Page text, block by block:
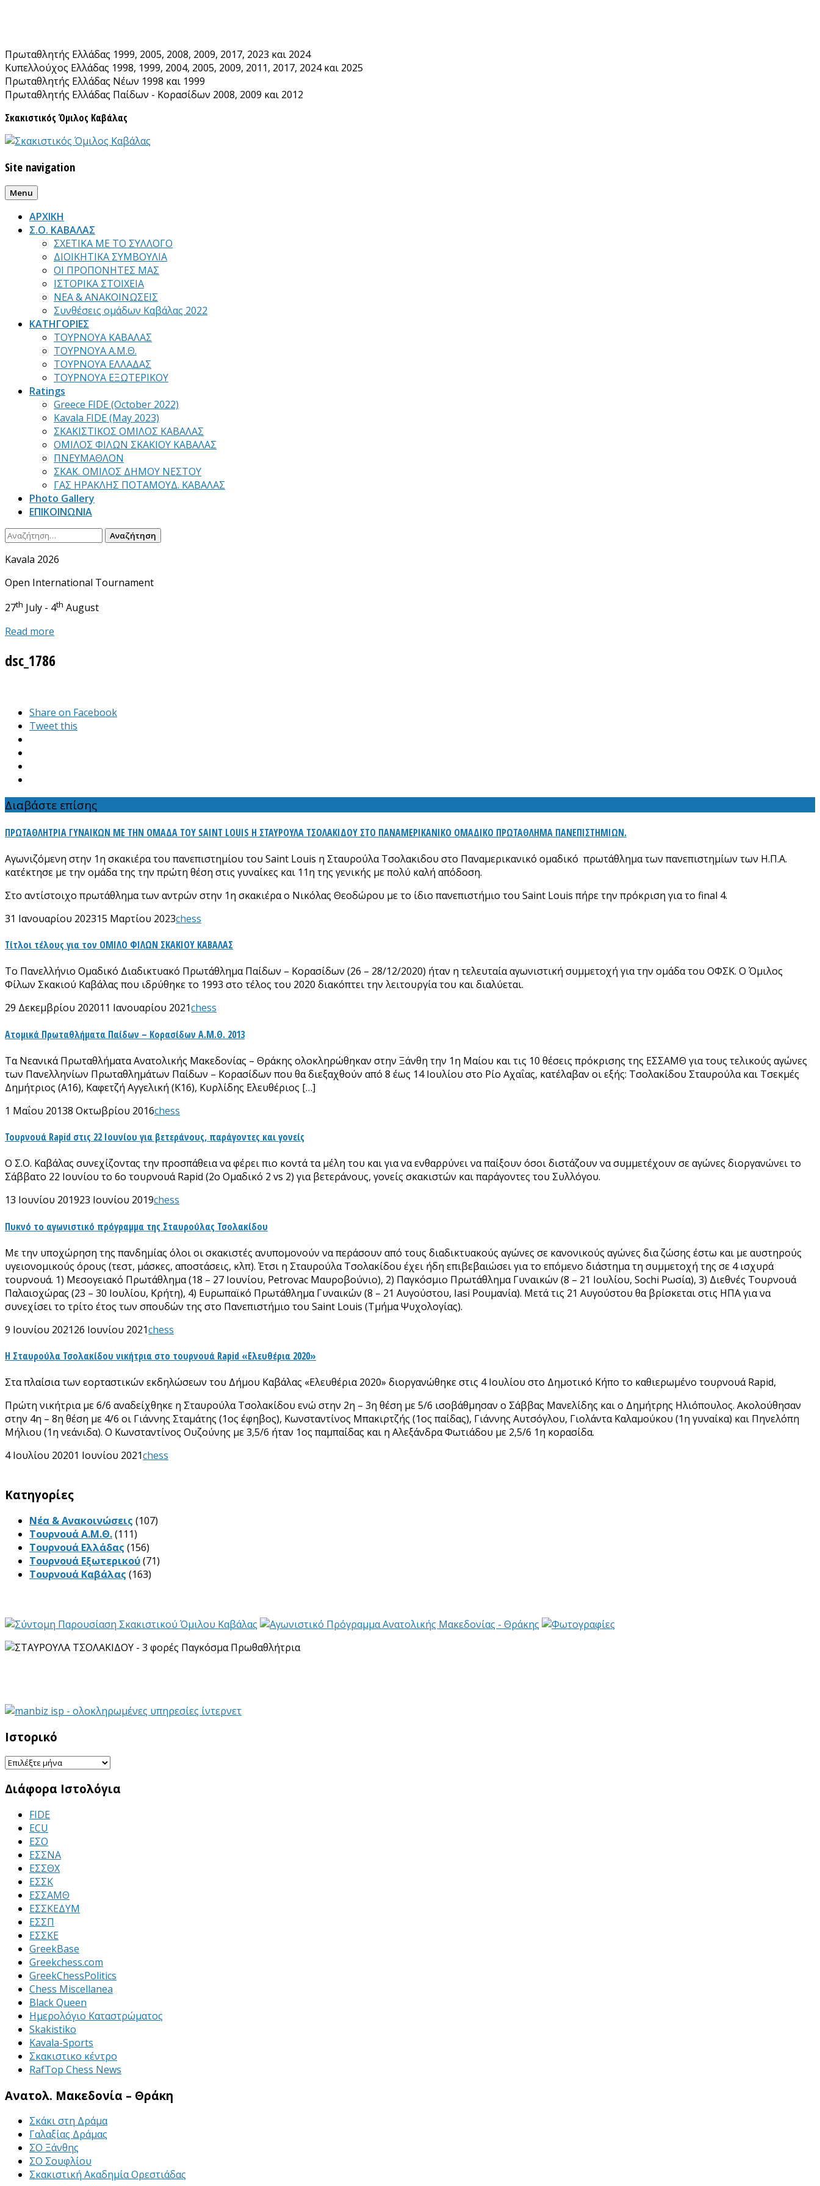
Πρωταθλητής Ελλάδας 1999, 2005, 2008, 2009, 2017, 2023 και 2024
Κυπελλούχος Ελλάδας 1998, 1999, 2004, 2005, 2009, 2011, 2017, 2024 και 2025
Πρωταθλητής Ελλάδας Νέων 1998 και 1999
Πρωταθλητής Ελλάδας Παίδων - Κορασίδων 2008, 2009 και 2012
Σκακιστικός Όμιλος Καβάλας
Site navigation
Menu
ΑΡΧΙΚΗ
Σ.Ο. ΚΑΒΑΛΑΣ
ΣΧΕΤΙΚΑ ΜΕ ΤΟ ΣΥΛΛΟΓΟ
ΔΙΟΙΚΗΤΙΚΑ ΣΥΜΒΟΥΛΙΑ
ΟΙ ΠΡΟΠΟΝΗΤΕΣ ΜΑΣ
ΙΣΤΟΡΙΚΑ ΣΤΟΙΧΕΙΑ
ΝΕΑ & ΑΝΑΚΟΙΝΩΣΕΙΣ
Συνθέσεις ομάδων Καβάλας 2022
ΚΑΤΗΓΟΡΙΕΣ
ΤΟΥΡΝΟΥΑ ΚΑΒΑΛΑΣ
ΤΟΥΡΝΟΥΑ Α.Μ.Θ.
ΤΟΥΡΝΟΥΑ ΕΛΛΑΔΑΣ
ΤΟΥΡΝΟΥΑ ΕΞΩΤΕΡΙΚΟΥ
Ratings
Greece FIDE (October 2022)
Kavala FIDE (May 2023)
ΣΚΑΚΙΣΤΙΚΟΣ ΟΜΙΛΟΣ ΚΑΒΑΛΑΣ
ΟΜΙΛΟΣ ΦΙΛΩΝ ΣΚΑΚΙΟΥ ΚΑΒΑΛΑΣ
ΠΝΕΥΜΑΘΛΟΝ
ΣΚΑΚ. ΟΜΙΛΟΣ ΔΗΜΟΥ ΝΕΣΤΟΥ
ΓΑΣ ΗΡΑΚΛΗΣ ΠΟΤΑΜΟΥΔ. ΚΑΒΑΛΑΣ
Photo Gallery
ΕΠΙΚΟΙΝΩΝΙΑ
Αναζήτηση
Kavala 2026
Open International Tournament
27th July - 4th August
Read more
dsc_1786
Share on Facebook
Tweet this
Διαβάστε επίσης
ΠΡΩΤΑΘΛΗΤΡΙΑ ΓΥΝΑΙΚΩΝ ΜΕ ΤΗΝ ΟΜΑΔΑ ΤΟΥ SAINT LOUIS Η ΣΤΑΥΡΟΥΛΑ ΤΣΟΛΑΚΙΔΟΥ ΣΤΟ ΠΑΝΑΜΕΡΙΚΑΝΙΚΟ ΟΜΑΔΙΚΟ ΠΡΩΤΑΘΛΗΜΑ ΠΑΝΕΠΙΣΤΗΜΙΩΝ.
Αγωνιζόμενη στην 1η σκακιέρα του πανεπιστημίου του Saint Louis η Σταυρούλα Τσολακιδου στο Παναμερικανικό ομαδικό πρωτάθλημα των πανεπιστημίων των Η.Π.Α.
κατέκτησε με την ομάδα της την πρώτη θέση στις γυναίκες και 11η της γενικής με πολύ καλή απόδοση.
Στο αντίστοιχο πρωτάθλημα των αντρών στην 1η σκακιέρα ο Νικόλας Θεοδώρου με το ίδιο πανεπιστήμιο του Saint Louis πήρε την πρόκριση για το final 4.
31 Ιανουαρίου 202315 Μαρτίου 2023chess
Τίτλοι τέλους για τον ΟΜΙΛΟ ΦΙΛΩΝ ΣΚΑΚΙΟΥ ΚΑΒΑΛΑΣ
Το Πανελλήνιο Ομαδικό Διαδικτυακό Πρωτάθλημα Παίδων – Κορασίδων (26 – 28/12/2020) ήταν η τελευταία αγωνιστική συμμετοχή για την ομάδα του ΟΦΣΚ. Ο Όμιλος
Φίλων Σκακιού Καβάλας που ιδρύθηκε το 1993 στο τέλος του 2020 διακόπτει την λειτουργία του και διαλύεται.
29 Δεκεμβρίου 202011 Ιανουαρίου 2021chess
Ατομικά Πρωταθλήματα Παίδων – Κορασίδων Α.Μ.Θ. 2013
Τα Νεανικά Πρωταθλήματα Ανατολικής Μακεδονίας – Θράκης ολοκληρώθηκαν στην Ξάνθη την 1η Μαίου και τις 10 θέσεις πρόκρισης της ΕΣΣΑΜΘ για τους τελικούς αγώνες
των Πανελληνίων Πρωταθλημάτων Παίδων – Κορασίδων που θα διεξαχθούν από 8 έως 14 Ιουλίου στο Ρίο Αχαΐας, κατέλαβαν οι εξής: Τσολακίδου Σταυρούλα και Τσεκμές
Δημήτριος (Α16), Καφετζή Αγγελική (Κ16), Κυρλίδης Ελευθέριος […]
1 Μαΐου 20138 Οκτωβρίου 2016chess
Τουρνουά Rapid στις 22 Ιουνίου για βετεράνους, παράγοντες και γονείς
Ο Σ.Ο. Καβάλας συνεχίζοντας την προσπάθεια να φέρει πιο κοντά τα μέλη του και για να ενθαρρύνει να παίξουν όσοι διστάζουν να συμμετέχουν σε αγώνες διοργανώνει το
Σάββατο 22 Ιουνίου το 6ο τουρνουά Rapid (2ο Ομαδικό 2 vs 2) για βετεράνους, γονείς σκακιστών και παράγοντες του Συλλόγου.
13 Ιουνίου 201923 Ιουνίου 2019chess
Πυκνό το αγωνιστικό πρόγραμμα της Σταυρούλας Τσολακίδου
Με την υποχώρηση της πανδημίας όλοι οι σκακιστές ανυπομονούν να περάσουν από τους διαδικτυακούς αγώνες σε κανονικούς αγώνες δια ζώσης έστω και με αυστηρούς
υγειονομικούς όρους (τεστ, μάσκες, αποστάσεις, κλπ). Έτσι η Σταυρούλα Τσολακίδου έχει ήδη επιβεβαιώσει για το επόμενο διάστημα τη συμμετοχή της σε 4 ισχυρά
τουρνουά. 1) Μεσογειακό Πρωτάθλημα (18 – 27 Ιουνίου, Petrovac Μαυροβούνιο), 2) Παγκόσμιο Πρωτάθλημα Γυναικών (8 – 21 Ιουλίου, Sochi Ρωσία), 3) Διεθνές Τουρνουά
Παλαιοχώρας (23 – 30 Ιουλίου, Κρήτη), 4) Ευρωπαϊκό Πρωτάθλημα Γυναικών (8 – 21 Αυγούστου, Iasi Ρουμανία). Μετά τις 21 Αυγούστου θα βρίσκεται στις ΗΠΑ για να
συνεχίσει το τρίτο έτος των σπουδών της στο Πανεπιστήμιο του Saint Louis (Τμήμα Ψυχολογίας).
9 Ιουνίου 202126 Ιουνίου 2021chess
Η Σταυρούλα Τσολακίδου νικήτρια στο τουρνουά Rapid «Ελευθέρια 2020»
Στα πλαίσια των εορταστικών εκδηλώσεων του Δήμου Καβάλας «Ελευθέρια 2020» διοργανώθηκε στις 4 Ιουλίου στο Δημοτικό Κήπο το καθιερωμένο τουρνουά Rapid,
Πρώτη νικήτρια με 6/6 αναδείχθηκε η Σταυρούλα Τσολακίδου ενώ στην 2η – 3η θέση με 5/6 ισοβάθμησαν ο Σάββας Μανελίδης και ο Δημήτρης Ηλιόπουλος. Ακολούθησαν
στην 4η – 8η θέση με 4/6 οι Γιάννης Σταμάτης (1ος έφηβος), Κωνσταντίνος Μπακιρτζής (1ος παίδας), Γιάννης Αυτσόγλου, Γιολάντα Καλαμούκου (1η γυναίκα) και Πηνελόπη
Μήλιου (1η νεάνιδα). Ο Κωνσταντίνος Ουζούνης με 3,5/6 ήταν 1ος παμπαίδας και η Αλεξάνδρα Φωτιάδου με 2,5/6 1η κορασίδα.
4 Ιουλίου 20201 Ιουνίου 2021chess
Kατηγορίες
Νέα & Ανακοινώσεις (107)
Τουρνουά Α.Μ.Θ.(111)
Τουρνουά Ελλάδας (156)
Τουρνουά Εξωτερικού(71)
Τουρνουά Καβάλας (163)
Ιστορικό
Ιστορικό
Διάφορα Ιστολόγια
FIDE
ECU
ΕΣΟ
ΕΣΣΝΑ
ΕΣΣΘΧ
ΕΣΣΚ
ΕΣΣΑΜΘ
ΕΣΣΚΕΔΥΜ
ΕΣΣΠ
ΕΣΣΚΕ
GreekBase
Greekchess.com
GreekChessPolitics
Chess Miscellanea
Black Queen
Ημερολόγιο Καταστρώματος
Skakistiko
Kavala-Sports
Σκακιστικο κέντρο
RafTop Chess News
Ανατολ. Μακεδονία – Θράκη
Σκάκι στη Δράμα
Γαλαξίας Δράμας
ΣΟ Ξάνθης
ΣΟ Σουφλίου
Σκακιστική Ακαδημία Ορεστιάδας